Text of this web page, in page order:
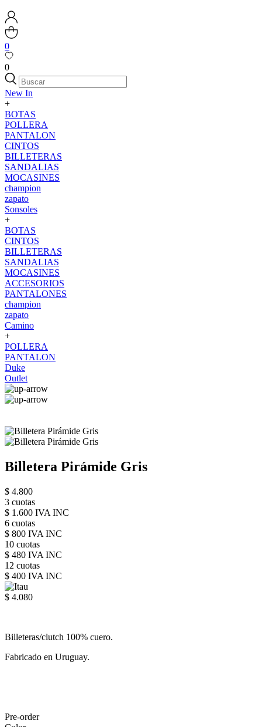
0
0
New In
+
BOTAS
POLLERA
PANTALON
CINTOS
BILLETERAS
SANDALIAS
MOCASINES
champion
zapato
Sonsoles
+
BOTAS
CINTOS
BILLETERAS
SANDALIAS
MOCASINES
ACCESORIOS
PANTALONES
champion
zapato
Camino
+
POLLERA
PANTALON
Duke
Outlet
Billetera Pirámide Gris
$ 4.800
3 cuotas
$ 1.600 IVA INC
6 cuotas
$ 800 IVA INC
10 cuotas
$ 480 IVA INC
12 cuotas
$ 400 IVA INC
$ 4.080
Billeteras/clutch 100% cuero.
Fabricado en Uruguay.
Pre-order